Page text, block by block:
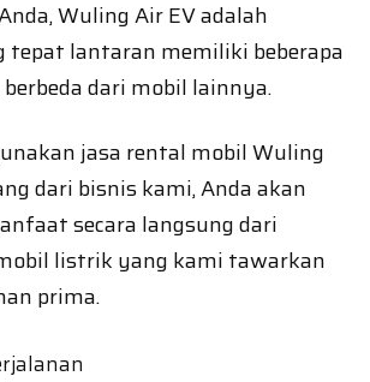
Wuling Air EV adalah
tepat lantaran memiliki beberapa
dari mobil lainnya.
jasa rental mobil Wuling
dari bisnis kami, Anda akan
secara langsung dari
listrik yang kami tawarkan
prima.